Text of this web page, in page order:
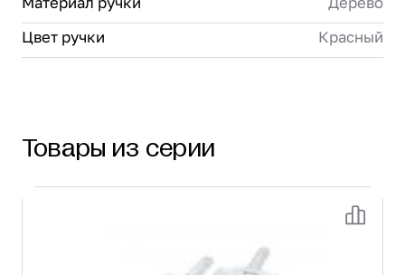
Цвет ручки
Красный
Товары из серии